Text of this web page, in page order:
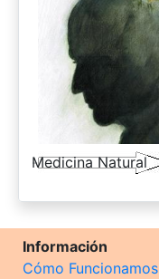
-
Medicina Natural
Información
Cómo Funcionamos